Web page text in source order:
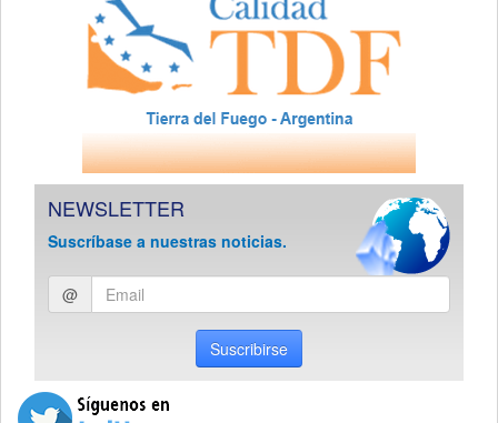
NEWSLETTER
Suscríbase a nuestras noticias.
Ingresar
email
@
Suscribirse